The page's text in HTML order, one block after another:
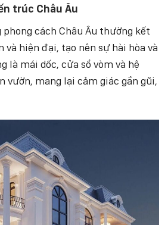
trúc Châu Âu
cách Châu Âu thường kết
và hiện đại, tạo nên sự hài hòa và
là mái dốc, cửa sổ vòm và hệ
vườn, mang lại cảm giác gần gũi,